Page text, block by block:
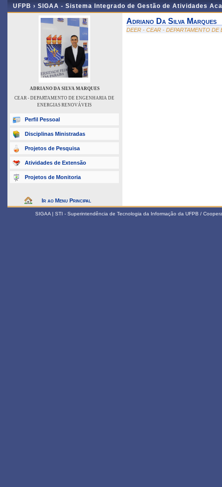
UFPB › SIGAA - Sistema Integrado de Gestão de Atividades
ADRIANO DA SILVA MARQUES
CEAR - DEPARTAMENTO DE ENGENHARIA DE
ENERGIAS RENOVÁVEIS
Perfil Pessoal
Disciplinas Ministradas
Projetos de Pesquisa
Atividades de Extensão
Projetos de Monitoria
Ir ao Menu Principal
Adriano Da Silva Marques
DEER - CEAR - DEPARTAMENTO
SIGAA | STI - Superintendência de Tecnologia da Informação da UFPB /